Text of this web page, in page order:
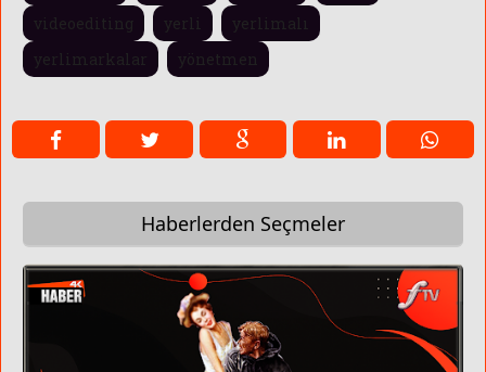
videoediting
yerli
yerlimalı
yerlimarkalar
yönetmen
Haberlerden Seçmeler